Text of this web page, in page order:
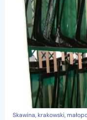
Skawina, krakowski,